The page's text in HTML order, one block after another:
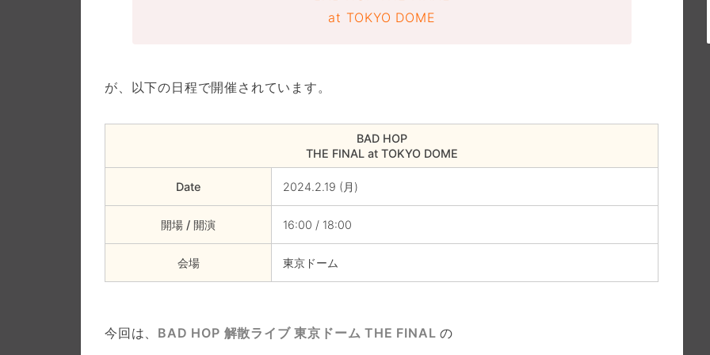
at TOKYO DOME
が、以下の日程で開催されています。
BAD HOP
THE FINAL at TOKYO DOME
Date 2024.2.19 (月)
開場 / 開演 16:00 / 18:00
会場 東京ドーム
今回は、 BAD HOP 解散ライブ 東京ドーム THE FINALの